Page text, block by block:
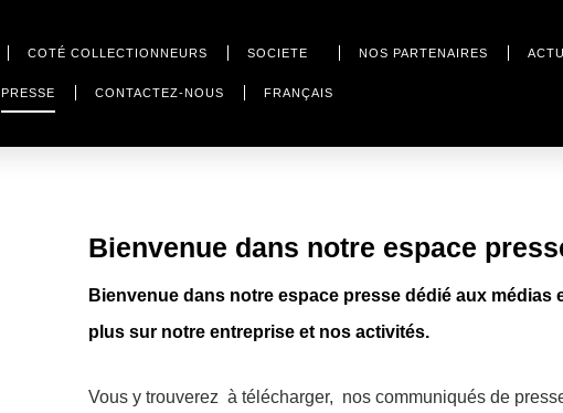
COTÉ COLLECTIONNEURS SOCIETE NOS PARTENAIRES
PRESSE CONTACTEZ-NOUS FRANÇAIS
Bienvenue dans notre espace
Bienvenue dans notre espace presse dédié aux
plus sur notre entreprise et nos activités.
Vous y trouverez à télécharger, nos communiqués de